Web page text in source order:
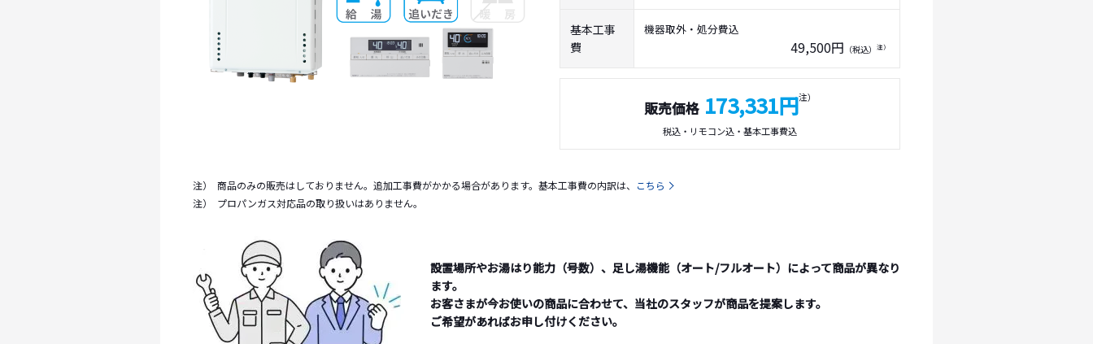
基本工事
費
機器取外・処分費込
49,500円 （税込） 注）
販売価格 173,331円注）
税込・リモコン込・基本工事費込
注） 商品のみの販売はしておりません。追加工事費がかかる場合があります。基本工事費の内訳は、
こちら
注）
プロパンガス対応品の取り扱いはありません。
設置場所やお湯はり能力（号数）、足し湯機能（オート/フルオート）によって商品が異なり
ます。
お客さまが今お使いの商品に合わせて、当社のスタッフが商品を提案します。
ご希望があればお申し付けください。